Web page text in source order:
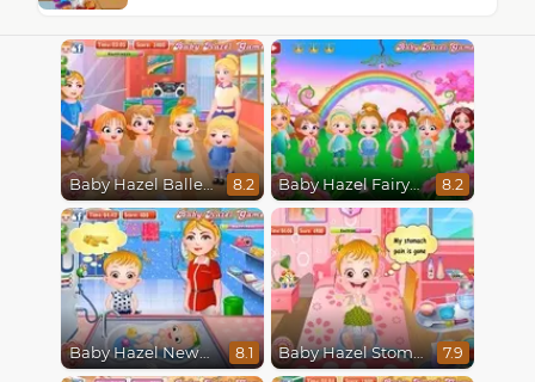
Baby Hazel Ballerina Dance 8.2 Baby Hazel Fairyland Ballet 8.2
Baby Hazel Newborn Vaccination 8.1 Baby Hazel Stomach Care 7.9